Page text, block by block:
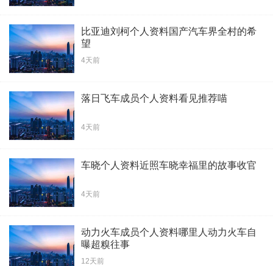
比亚迪刘柯个人资料国产汽车界全村的希
望
4天前
落日飞车成员个人资料看见推荐喵
4天前
车晓个人资料近照车晓幸福里的故事收官
4天前
动力火车成员个人资料哪里人动力火车自
曝超糗往事
12天前